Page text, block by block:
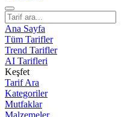
Ana Sayfa
Tüm Tarifler
Trend Tarifler
AI Tarifleri
Keşfet
Tarif Ara
Kategoriler
Mutfaklar
Malzemeler